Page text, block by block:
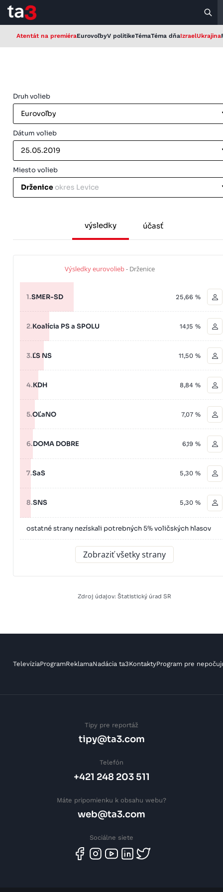
Atentát na premiéraEurovoľbyV politikeTémaTéma dňaIzraelUkrajina
Druh volieb
Eurovoľby
Dátum volieb
25.05.2019
Miesto volieb
Drženice okres Levice
výsledky účasť
Výsledky eurovolieb- Drženice
1.SMER-SD 25,66 %
2.Koalícia PS a SPOLU 14,15 %
3.ĽS NS 11,50 %
4.KDH 8,84 %
5.OĽaNO 7,07 %
6.DOMA DOBRE 6,19 %
7.SaS 5,30 %
8.SNS 5,30 %
ostatné strany nezískali potrebných 5% voličských hlasov
Zobraziť všetky strany
Zdroj údajov: Štatistický úrad SR
TelevíziaProgramReklamaNadácia ta3KontaktyProgram pre
Tipy pre reportáž
tipy@ta3.com
Telefón
+421 248 203 511
Máte pripomienku k obsahu webu?
web@ta3.com
Sociálne siete